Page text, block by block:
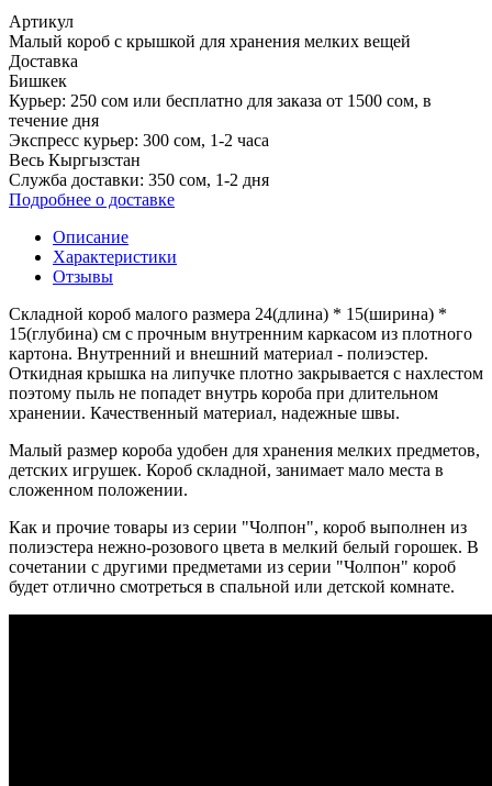
Артикул
Малый короб с крышкой для хранения мелких вещей
Доставка
Бишкек
Курьер: 250 сом или бесплатно для заказа от 1500 сом, в
течение дня
Экспресс курьер: 300 сом, 1-2 часа
Весь Кыргызстан
Служба доставки: 350 сом, 1‑2 дня
Подробнее о доставке
Описание
Характеристики
Отзывы
Складной короб малого размера 24(длина) * 15(ширина) *
15(глубина) см с прочным внутренним каркасом из плотного
картона. Внутренний и внешний материал - полиэстер.
Откидная крышка на липучке плотно закрывается с нахлестом
поэтому пыль не попадет внутрь короба при длительном
хранении. Качественный материал, надежные швы.
Малый размер короба удобен для хранения мелких предметов,
детских игрушек. Короб складной, занимает мало места в
сложенном положении.
Как и прочие товары из серии "Чолпон", короб выполнен из
полиэстера нежно-розового цвета в мелкий белый горошек. В
сочетании с другими предметами из серии "Чолпон" короб
будет отлично смотреться в спальной или детской комнате.